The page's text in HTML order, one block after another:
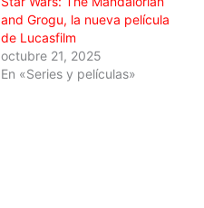
and Grogu, la nueva película
de Lucasfilm
octubre 21, 2025
En «Series y películas»